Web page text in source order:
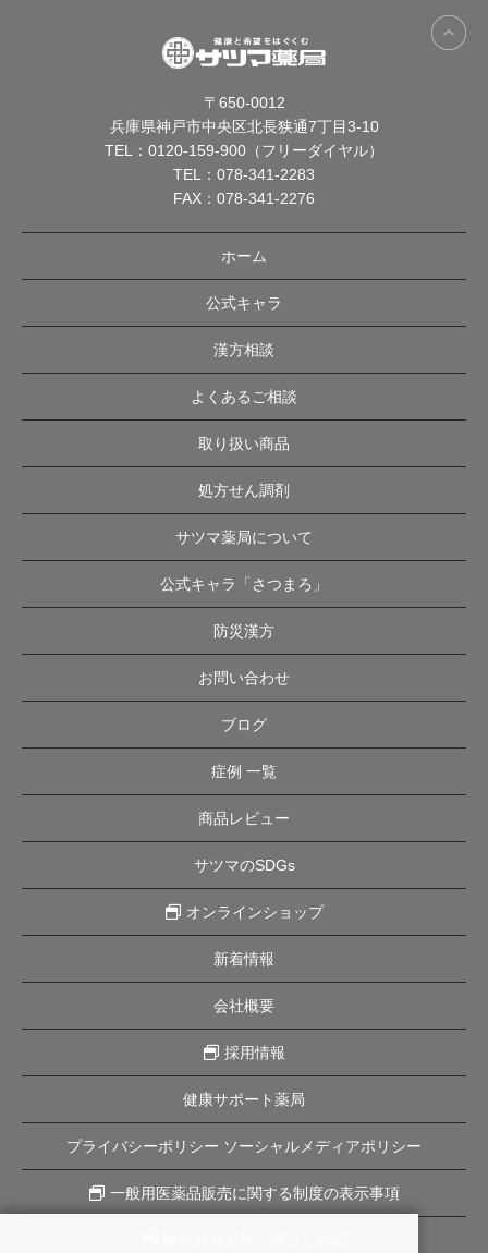
〒650-0012
兵庫県神戸市中央区北長狭通7丁目3-10
TEL： 0120-159-900（フリーダイヤル）
TEL： 078-341-2283
FAX：078-341-2276
ホーム
公式キャラ
漢方相談
よくあるご相談
取り扱い商品
処方せん調剤
サツマ薬局について
公式キャラ「さつまろ」
防災漢方
お問い合わせ
ブログ
症例 一覧
商品レビュー
サツマのSDGs
オンラインショップ
新着情報
会社概要
採用情報
健康サポート薬局
プライバシーポリシー ソーシャルメディアポリシー
一般用医薬品販売に関する制度の表示事項